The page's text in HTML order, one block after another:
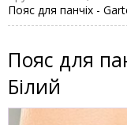
Пояс для панчіх -
Пояс для
Білий